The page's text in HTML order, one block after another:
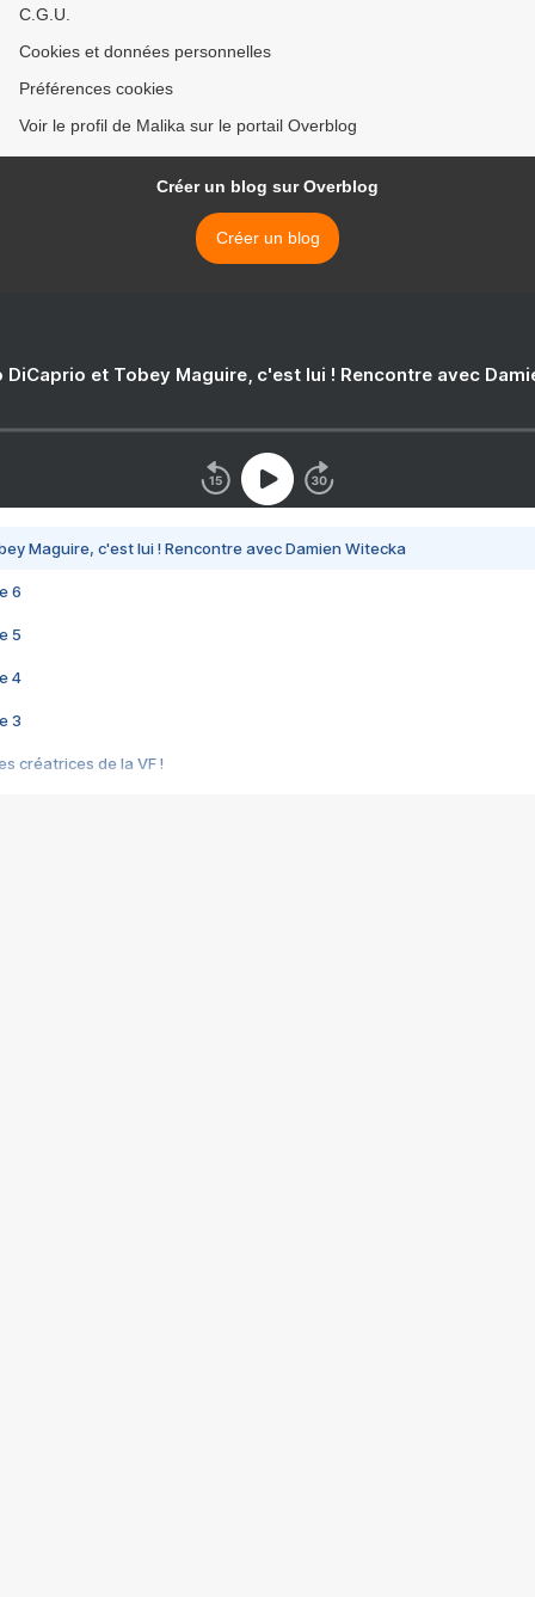
C.G.U.
Cookies et données personnelles
Préférences cookies
Voir le profil de Malika sur le portail Overblog
Créer un blog sur Overblog
Créer un blog
DiCaprio et Tobey Maguire, c'est lui ! Rencontre avec
Maguire, c'est lui ! Rencontre avec Damien Witecka
6
5
4
3
créatrices de la VF !